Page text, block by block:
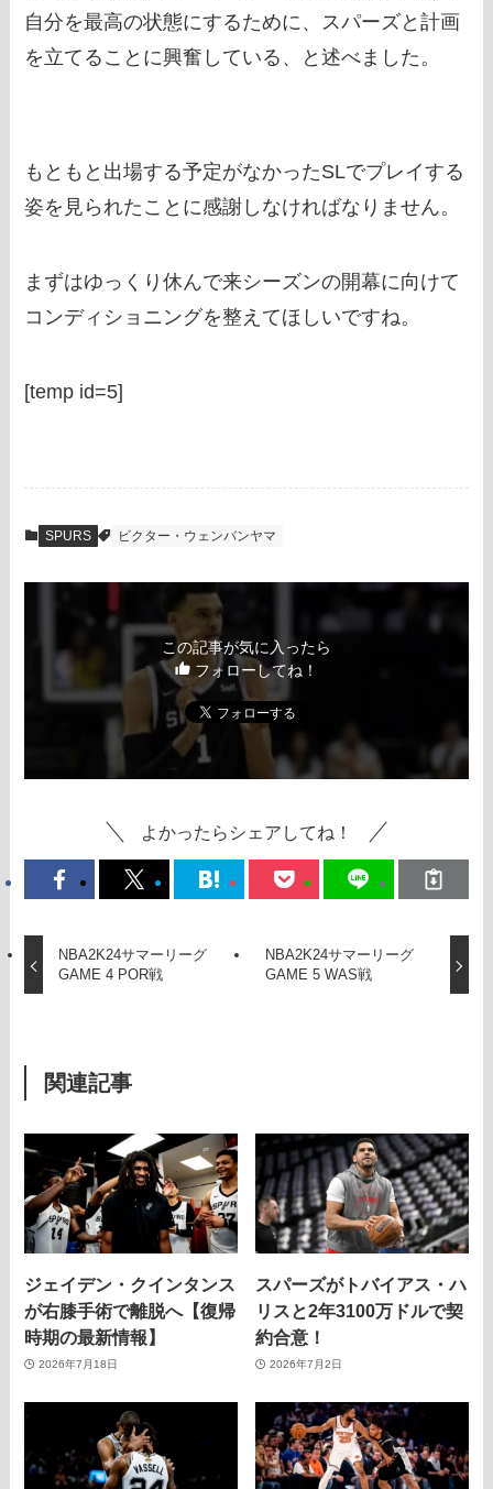
自分を最高の状態にするために、スパーズと計画
を立てることに興奮している、と述べました。
もともと出場する予定がなかったSLでプレイする
姿を見られたことに感謝しなければなりません。
まずはゆっくり休んで来シーズンの開幕に向けて
コンディショニングを整えてほしいですね。
[temp id=5]
SPURS ビクター・ウェンバンヤマ
この記事が気に入ったら
フォローしてね！
よかったらシェアしてね！
NBA2K24サマーリーグ
GAME 4 POR戦
NBA2K24サマーリーグ
GAME 5 WAS戦
関連記事
ジェイデン・クインタンス
が右膝手術で離脱へ【復帰
時期の最新情報】
2026年7月18日
スパーズがトバイアス・ハ
リスと2年3100万ドルで契
約合意！
2026年7月2日